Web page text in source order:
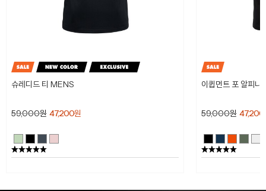
슈레디드 티 MENS
59,000원 47,200원
이큅먼트 포 알피
59,000원 47,200